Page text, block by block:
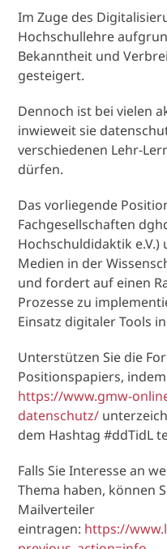
Im Zuge des
Hochschullehre
Bekanntheit und
gesteigert.
Dennoch ist bei vielen
inwieweit sie
verschiedenen Lehr-
dürfen.
Das vorliegende
Fachgesellschaften
Hochschuldidaktik
Medien in der
und fordert auf einen
Prozesse zu
Einsatz digitaler Tools
Unterstützen Sie die
Positionspapiers,
https://www.gmw-
datenschutz/
dem Hashtag #ddTidL
Falls Sie Interesse an
Thema haben, können
Mailverteiler
eintragen: https://